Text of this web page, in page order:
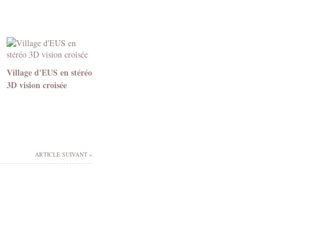
Village d'EUS en stéréo
3D vision croisée
ARTICLE SUIVANT »